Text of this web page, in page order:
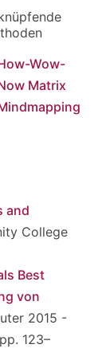
Wow-
Matrix
and
College
Best
von
2015 -
123–